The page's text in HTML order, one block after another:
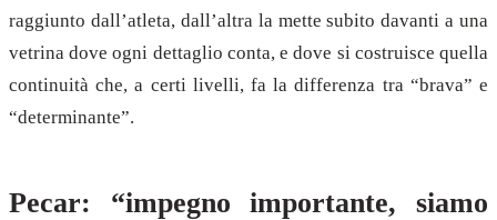
raggiunto dall’atleta, dall’altra la mette subito davanti a una
vetrina dove ogni dettaglio conta, e dove si costruisce quella
continuità che, a certi livelli, fa la differenza tra “brava” e
“determinante”.
Pecar: “impegno importante, siamo